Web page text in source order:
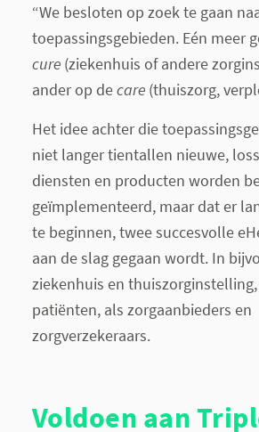
“We besloten op zoek te gaan
toepassingsgebieden. Eén meer
cure (ziekenhuis of andere
ander op decare (thuiszorg,
Het idee achter die
niet langer tientallen nieuwe,
diensten en producten worden
geïmplementeerd, maar dat er
te beginnen, twee succesvolle
aan de slag gegaan wordt. In
ziekenhuis en
patiënten, als zorgaanbieders en
zorgverzekeraars.
Voldoen aan